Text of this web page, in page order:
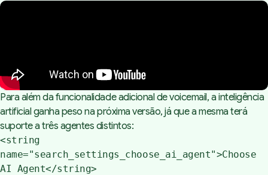
Para além da funcionalidade adicional de voicemail, a inteligência
artificial ganha peso na próxima versão, já que a mesma terá
suporte a três agentes distintos:
<string
name="search_settings_choose_ai_agent">Choose
AI Agent</string>